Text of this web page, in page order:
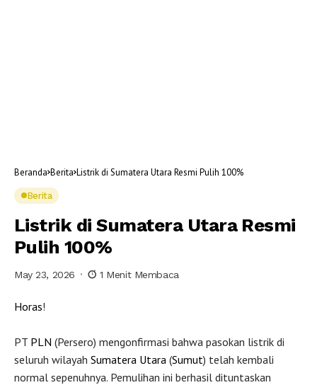
Beranda Berita Listrik di Sumatera Utara Resmi Pulih 100%
Berita
Listrik di Sumatera Utara Resmi
Pulih 100%
May 23, 2026 1 Menit Membaca
Horas!
PT PLN (Persero) mengonfirmasi bahwa pasokan listrik di
seluruh wilayah Sumatera Utara (Sumut) telah kembali
normal sepenuhnya. Pemulihan ini berhasil dituntaskan